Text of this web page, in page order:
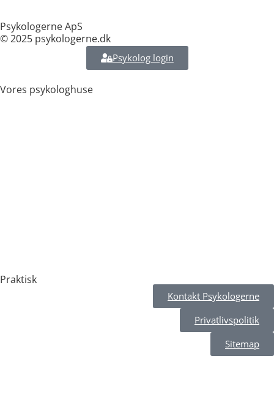
Psykologerne ApS
© 2025 psykologerne.dk
Psykolog login
Vores psykologhuse
Praktisk
Kontakt Psykologerne
Privatlivspolitik
Sitemap